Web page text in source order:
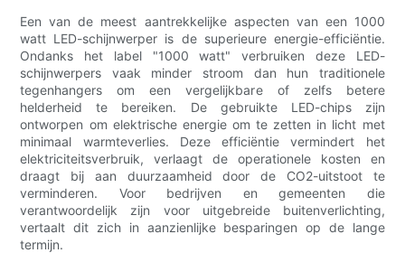
Een van de meest aantrekkelijke aspecten van een 1000
watt LED-schijnwerper is de superieure energie-efficiëntie.
Ondanks het label "1000 watt" verbruiken deze LED-
schijnwerpers vaak minder stroom dan hun traditionele
tegenhangers om een ​​vergelijkbare of zelfs betere
helderheid te bereiken. De gebruikte LED-chips zijn
ontworpen om elektrische energie om te zetten in licht met
minimaal warmteverlies. Deze efficiëntie vermindert het
elektriciteitsverbruik, verlaagt de operationele kosten en
draagt ​​bij aan duurzaamheid door de CO2-uitstoot te
verminderen. Voor bedrijven en gemeenten die
verantwoordelijk zijn voor uitgebreide buitenverlichting,
vertaalt dit zich in aanzienlijke besparingen op de lange
termijn.